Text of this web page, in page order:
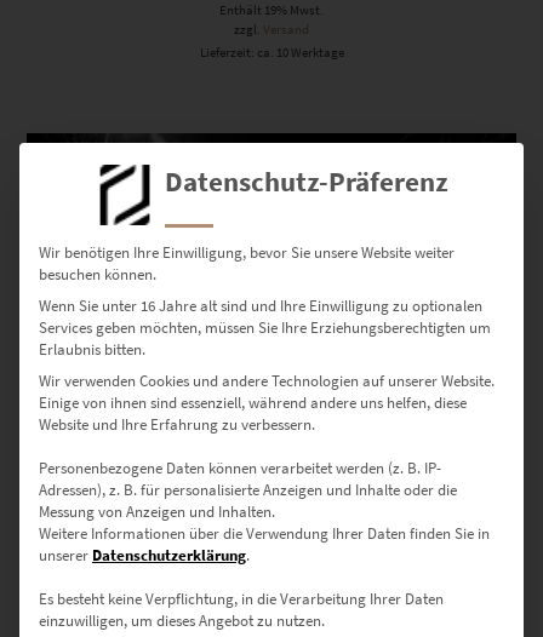
Enthält 19% Mwst.
zzgl. Versand
Lieferzeit: ca. 10 Werktage
Dieses Produkt weist mehrere Varianten auf. Die Optionen können auf der Produktseite gewählt werden
EZ00836 The Tiger and the Tower
€ 24,90–
Enthält 19% Mwst.
zzgl.
Datenschutz-Präferenz
Wir benötigen Ihre Einwilligung, bevor Sie unsere Website weiter
besuchen können.
Wenn Sie unter 16 Jahre alt sind und Ihre Einwilligung zu optionalen
Services geben möchten, müssen Sie Ihre Erziehungsberechtigten um
Erlaubnis bitten.
Wir verwenden Cookies und andere Technologien auf unserer Website.
Einige von ihnen sind essenziell, während andere uns helfen, diese
Website und Ihre Erfahrung zu verbessern.
Personenbezogene Daten können verarbeitet werden (z. B. IP-
Adressen), z. B. für personalisierte Anzeigen und Inhalte oder die
Messung von Anzeigen und Inhalten.
Weitere Informationen über die Verwendung Ihrer Daten finden Sie in
unserer Datenschutzerklärung.
Es besteht keine Verpflichtung, in die Verarbeitung Ihrer Daten
einzuwilligen, um dieses Angebot zu nutzen.